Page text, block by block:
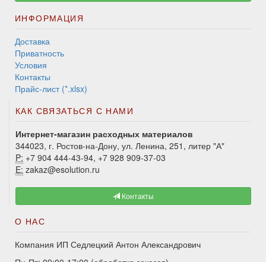
ИНФОРМАЦИЯ
Доставка
Приватность
Условия
Контакты
Прайс-лист (*.xlsx)
КАК СВЯЗАТЬСЯ С НАМИ
Интернет-магазин расходных материалов
344023, г. Ростов-на-Дону, ул. Ленина, 251, литер "А"
P: +7 904 444-43-94, +7 928 909-37-03
E: zakaz@esolution.ru
Контакты
О НАС
Компания ИП Седлецкий Антон Александрович